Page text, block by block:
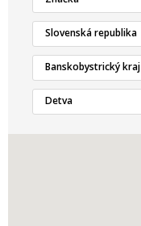
Slovenská republika
Banskobystrický kraj
Detva